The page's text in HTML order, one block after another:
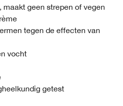
geen strepen of vegen
tegen de effecten van
vocht
getest